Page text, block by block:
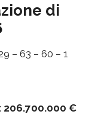
di
– 63 – 60 – 1
206.700.000 €